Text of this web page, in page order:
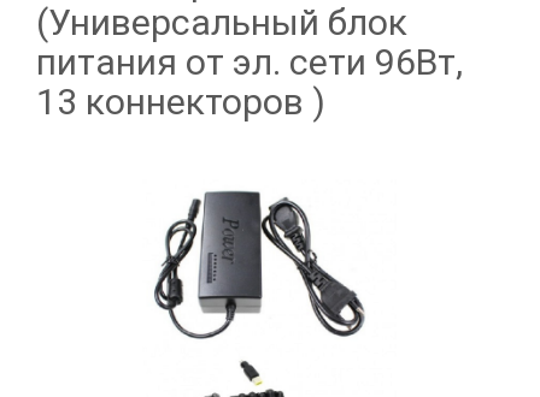
(Универсальный блок
питания от эл. сети 96Вт,
13 коннекторов )